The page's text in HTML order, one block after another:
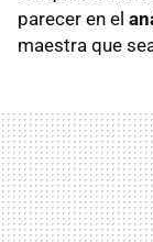
parecer en el
maestra que